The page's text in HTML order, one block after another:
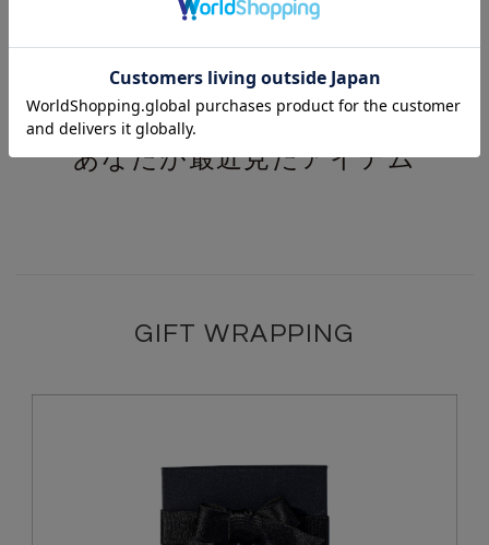
¥26,400 (税込)
あなたが最近見たアイテム
GIFT WRAPPING